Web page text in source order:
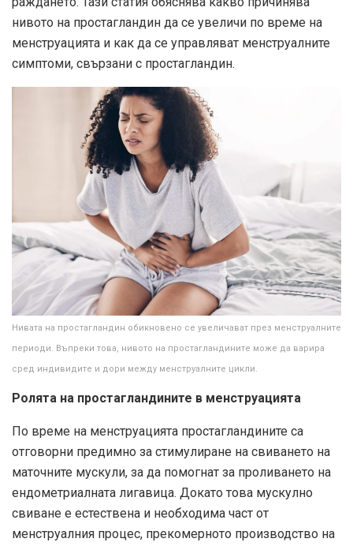
нивото на простагландин да се увеличи по време на
менструацията и как да се управляват менструалните
симптоми, свързани с простагландин.
Нивата на простагландин обикновено се увеличават през менструалните
периоди. Въпреки това, нивото на простагландините може да варира
сред индивидите и дори между менструалните цикли.
Ролята на простагландините в менструацията
По време на менструацията простагландините са
отговорни предимно за стимулиране на свиването на
маточните мускули, за да помогнат за проливането на
ендометриалната лигавица. Докато това мускулно
свиване е естествена и необходима част от
менструалния процес, прекомерното производство на